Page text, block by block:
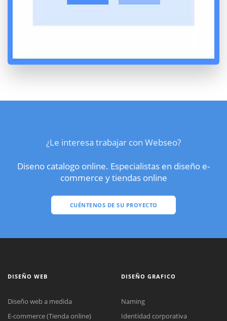
¿Le interesa trabajar con Webseo?
Diseno catalogo online. Especialistas en diseño e-
commerce y tiendas online
CUÉNTENOS DE SU PROYECTO
DISEÑO WEB
Diseño web a medida
E-commerce (Tienda online)
DISEÑO GRAFICO
Naming
Identidad corporativa